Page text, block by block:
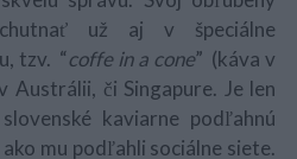
už aj v špeciálne
tzv. “coffe in a cone” (káva v
Austrálii, či Singapure. Je len
kaviarne podľahnú
mu podľahli sociálne siete.